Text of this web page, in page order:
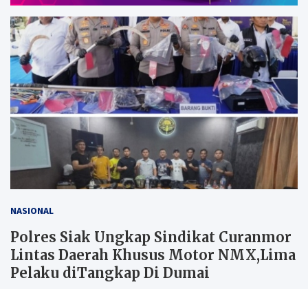
NASIONAL
Polres Siak Ungkap Sindikat Curanmor
Lintas Daerah Khusus Motor NMX,Lima
Pelaku diTangkap Di Dumai